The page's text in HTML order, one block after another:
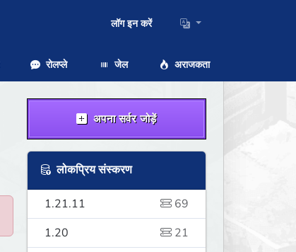
लॉग इन करें
रोलप्ले जेल अराजकता
अपना सर्वर जोड़ें
लोकप्रिय संस्करण
1.21.11
69
1.20
21